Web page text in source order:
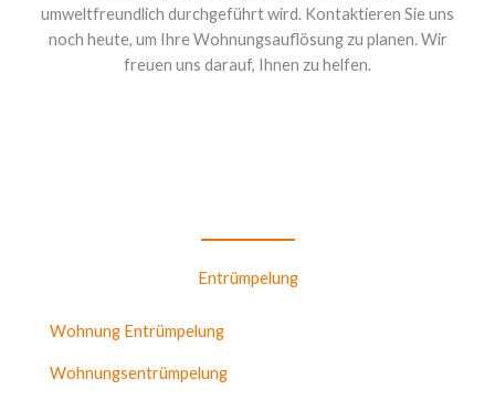
umweltfreundlich durchgeführt wird. Kontaktieren Sie uns
noch heute, um Ihre Wohnungsauflösung zu planen. Wir
freuen uns darauf, Ihnen zu helfen.
Entrümpelung
Wohnung Entrümpelung
Wohnungsentrümpelung